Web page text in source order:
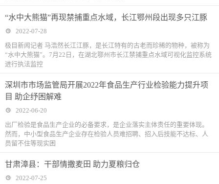
“水中大熊猫”再现禁捕重点水域，长江鄂州段出现多只江豚
2022-07-28
极目新闻记者 马浩然长江江豚，是长江特有的古老而珍稀的物种，被称为
“水中大熊猫”。7月22日，在湖北鄂州市长江禁捕重点水域可视化监控系统
进行执法监控
深圳市市场监管局开展2022年食品生产行业检验能力提升项
目 助企纾困解难
2022-06-20
出厂检验是食品生产企业的必备要求，是企业落实主体责任的重要体现。
然而，中小型食品生产企业存在检验人员难招聘、招入后技能不达标、人
员留不住等现实困
甘肃漳县：干部情撒麦田 助力夏粮归仓
2022-07-25